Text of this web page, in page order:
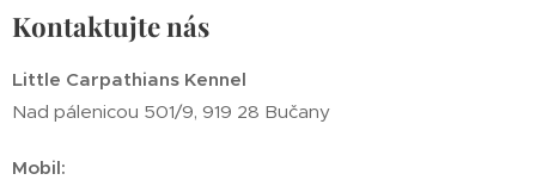
Kontaktujte nás
Little Carpathians Kennel
Nad pálenicou 501/9, 919 28 Bučany
Mobil: